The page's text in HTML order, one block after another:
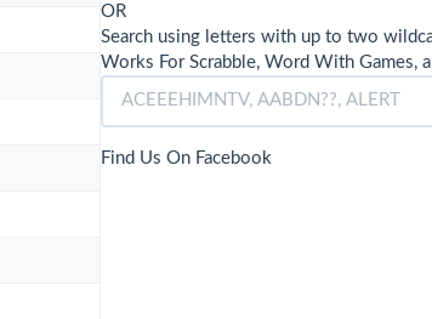
OR
Search using letters with up to two
Works For Scrabble, Word With Games,
Find Us On Facebook